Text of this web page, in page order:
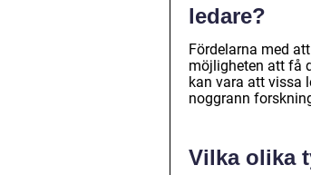
ledare?
Fördelarna med
möjligheten att få
kan vara att vissa
noggrann
Vilka olika